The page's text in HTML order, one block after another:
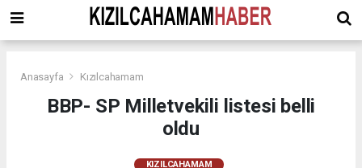
Anasayfa Kızılcahamam
BBP- SP Milletvekili listesi belli
oldu
KIZILCAHAMAM